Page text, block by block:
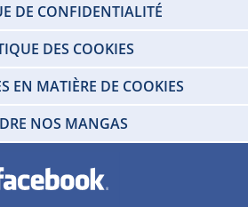
DE CONFIDENTIALITÉ
DES COOKIES
EN MATIÈRE DE COOKIES
NOS MANGAS